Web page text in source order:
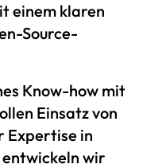
einem klaren
Source-
Know-how mit
Einsatz von
Expertise in
entwickeln wir